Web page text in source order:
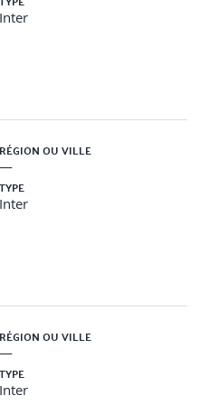
fournie en amont, il est
avant d’assister à la
au cours en ligne
Inter
RÉGION OU VILLE
—
TYPE
Inter
RÉGION OU VILLE
—
TYPE
Inter